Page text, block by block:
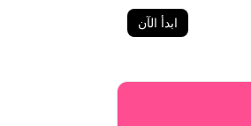
ابدأ الآن